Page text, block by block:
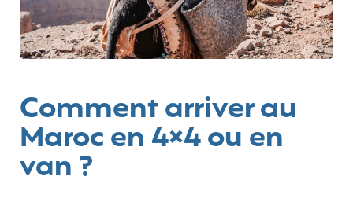
Comment arriver au
Maroc en 4×4 ou en
van ?